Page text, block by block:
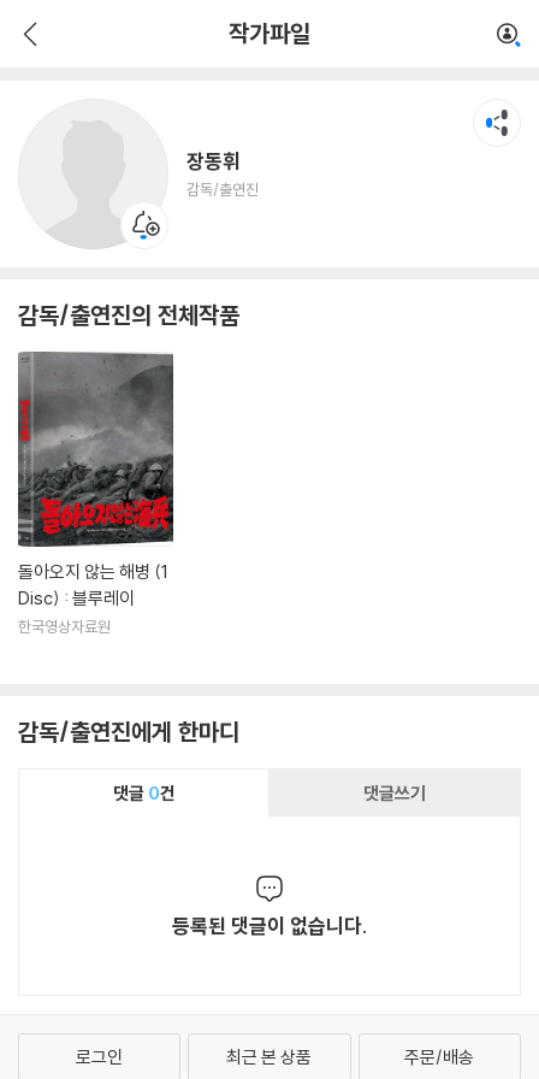
작가파일
장동휘
감독/출연진
감독/출연진의 전체작품
돌아오지 않는 해병 (1
Disc) : 블루레이
한국영상자료원
감독/출연진에게 한마디
댓글 0건 댓글쓰기
등록된 댓글이 없습니다.
로그인 최근 본 상품 주문/배송